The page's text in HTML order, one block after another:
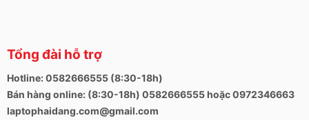
Tổng đài hỗ trợ
Hotline: 0582666555 (8:30-18h)
Bán hàng online: (8:30-18h) 0582666555 hoặc 0972346663
laptophaidang.com@gmail.com